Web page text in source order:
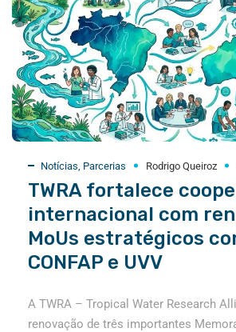
Notícias Parcerias Rodrigo Queiroz
TWRA fortalece
internacional com
MoUs estratégicos
CONFAP e UVV
A TWRA – Tropical Water Research
renovação de três importantes